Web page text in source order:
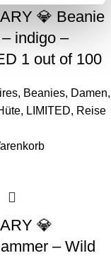
💎 Beanie
indigo –
1 out of 100
, Beanies, Damen,
, LIMITED, Reise
💎
– Wild